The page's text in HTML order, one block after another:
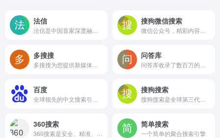
法信 搜狗微信搜索
多搜搜 问答库
百度 搜狗搜索
360搜索 简单搜索
一个简单的聚合搜索引擎